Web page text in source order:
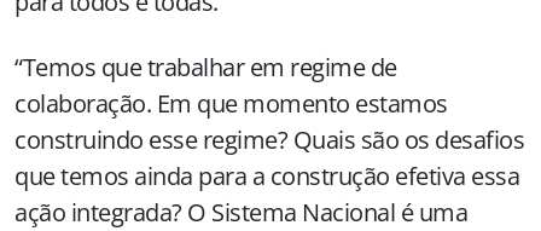
“Temos que trabalhar em regime de
colaboração. Em que momento estamos
construindo esse regime? Quais são os desafios
que temos ainda para a construção efetiva essa
ação integrada? O Sistema Nacional é uma